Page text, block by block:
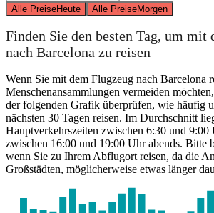
Alle PreiseHeute Alle PreiseMorgen
Finden Sie den besten Tag, um mit
nach Barcelona zu reisen
Wenn Sie mit dem Flugzeug nach Barcelona
Menschenansammlungen vermeiden
der folgenden Grafik überprüfen, wie häufig
nächsten 30 Tagen reisen. Im Durchschnitt
Hauptverkehrszeiten zwischen 6:30 und 9:00
zwischen 16:00 und 19:00 Uhr abends. Bitte
wenn Sie zu Ihrem Abflugort reisen, da die
Großstädten, möglicherweise etwas länger